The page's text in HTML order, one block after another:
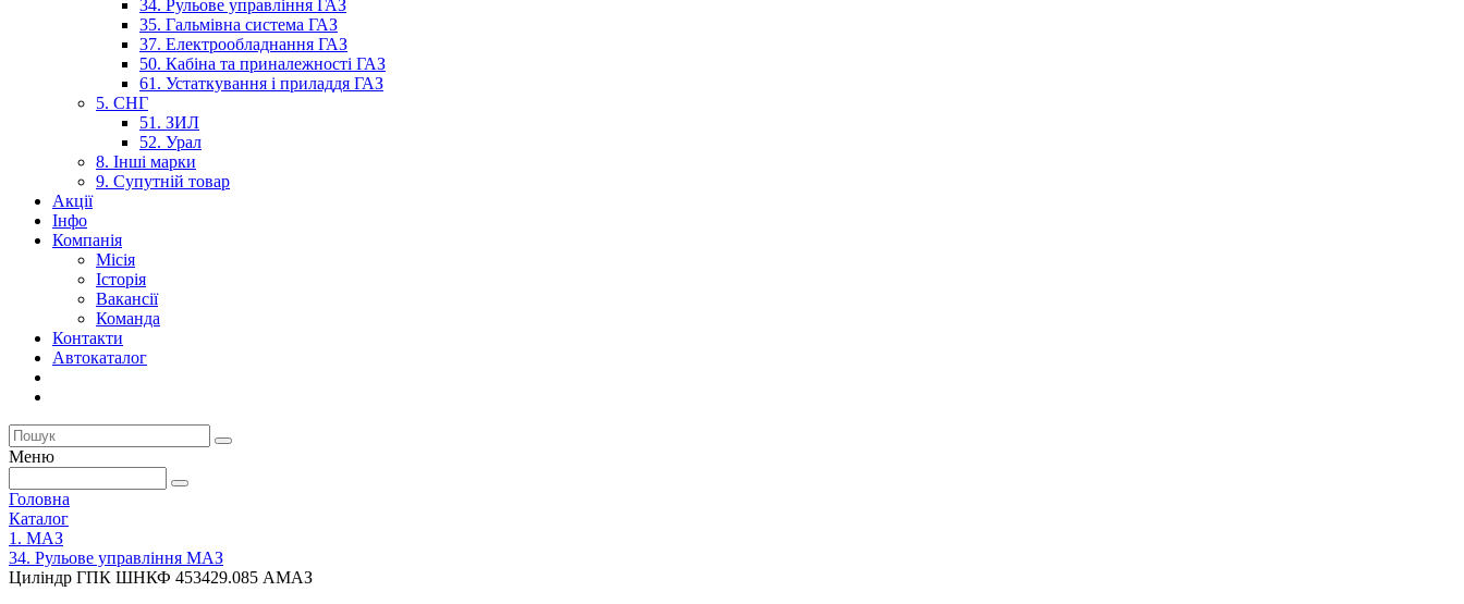
34. Рульове управління ГАЗ
35. Гальмівна система ГАЗ
37. Електрообладнання ГАЗ
50. Кабіна та приналежності ГАЗ
61. Устаткування і приладдя ГАЗ
5. СНГ
51. ЗИЛ
52. Урал
8. Інші марки
9. Супутній товар
Акції
Інфо
Компанія
Місія
Історія
Вакансії
Команда
Контакти
Автокаталог
Меню
Головна
Каталог
1. МАЗ
34. Рульове управління МАЗ
Циліндр ГПК ШНКФ 453429.085 АМАЗ